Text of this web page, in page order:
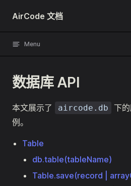
Skip to content
AirCode 文档
Menu
数据库 API
本文展示了 aircode.db
下
例。
Table
db.table(tableName)
Table.save(record |